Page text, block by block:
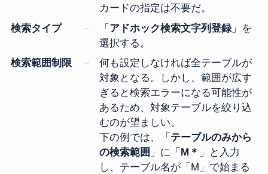
カードの指定は不要だ。
検索タイプ
「 アドホック検索文字列登録」を
選択する。
検索範囲制限
何も設定しなければ全テーブルが
対象となる。しかし、範囲が広す
ぎると検索エラーになる可能性が
あるため、対象テーブルを絞り込
むのが望ましい。
下の例では、「 テーブルのみから
の検索範囲 」に「 M＊ 」と入力
し、テーブル名が「M」で始まる